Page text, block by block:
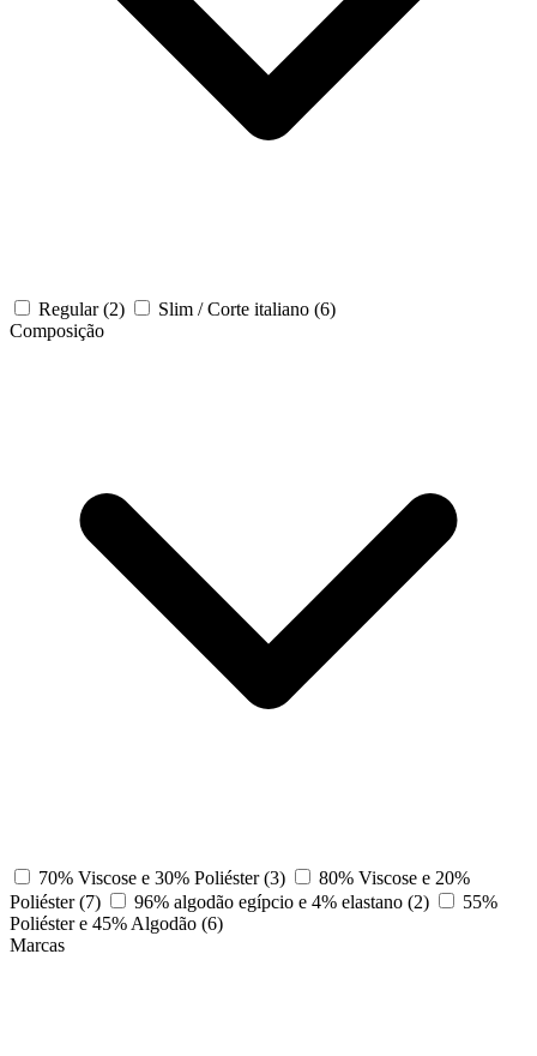
Regular(2) Slim / Corte italiano (6)
Composição
70% Viscose e 30% Poliéster(3)
80% Viscose e 20%
Poliéster(7) 96% algodão egípcio e 4% elastano (2)
55%
Poliéster e 45% Algodão (6)
Marcas